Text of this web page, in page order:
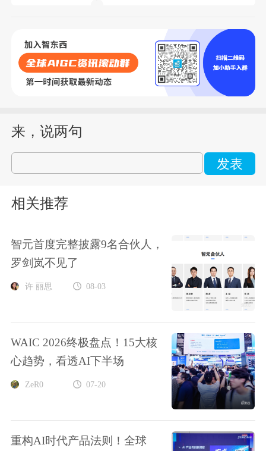
来，说两句
发表
相关推荐
智元首度完整披露9名合伙人，
罗剑岚不见了
许 丽思 08-03
WAIC 2026终极盘点！15大核
心趋势，看透AI下半场
ZeR0 07-20
重构AI时代产品法则！全球